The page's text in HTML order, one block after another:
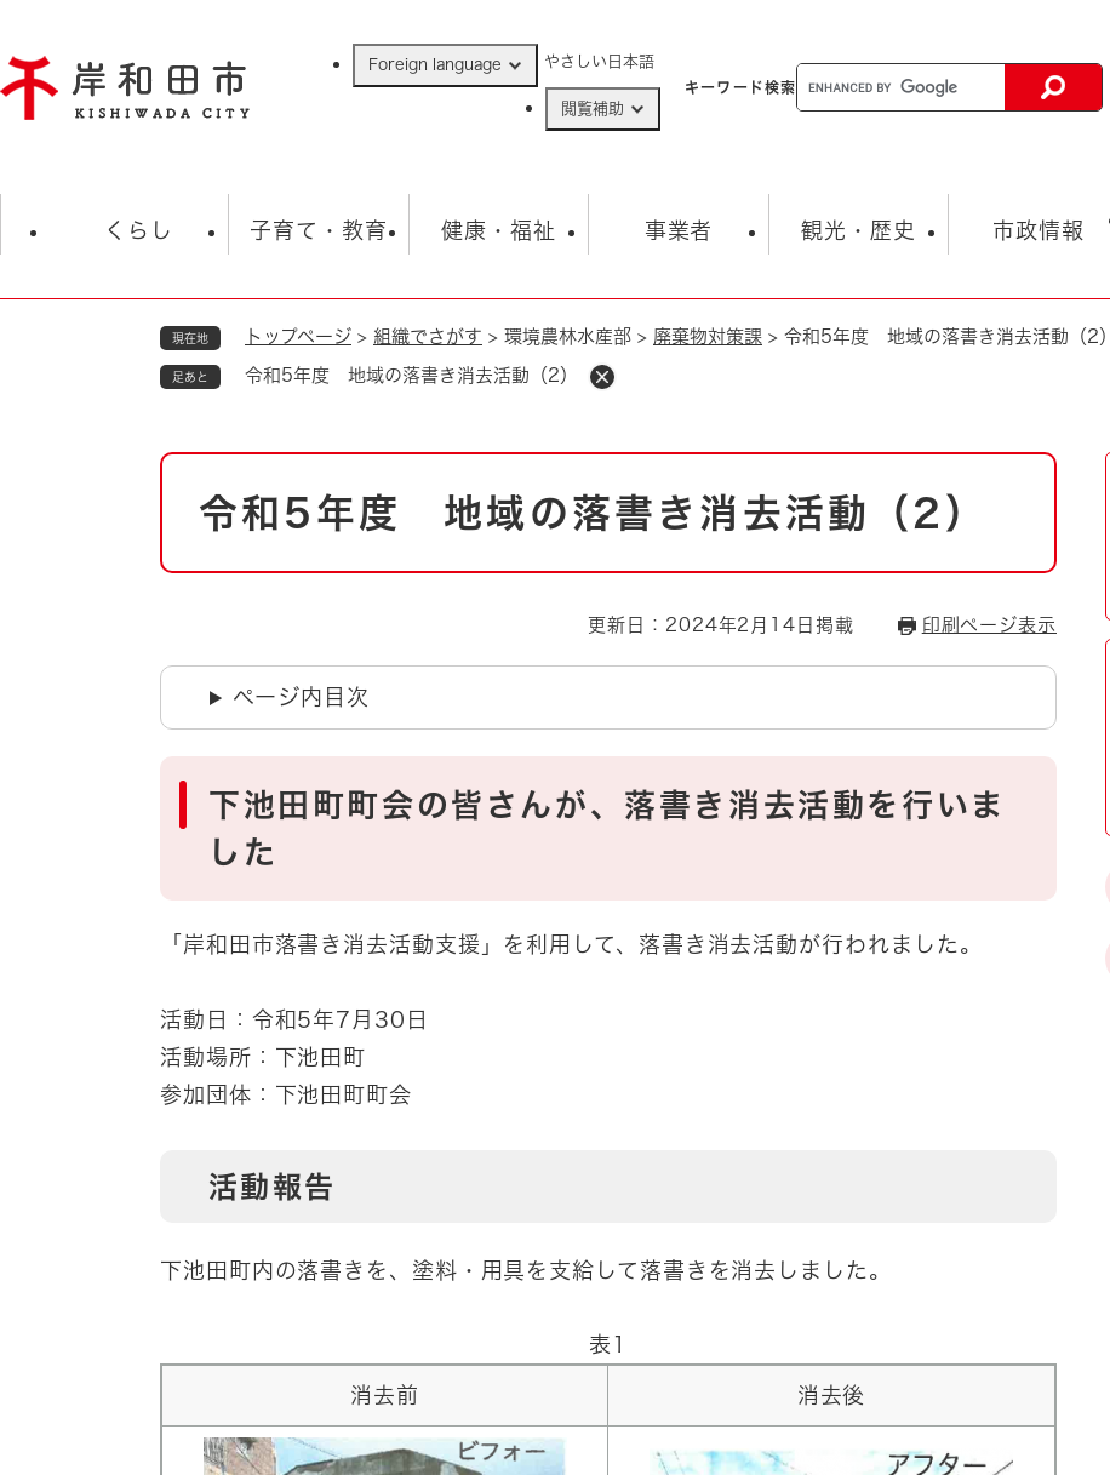
ジ
の
Foreign language やさしい日本語
閲覧補助
キーワード検索
くらし
住民票・戸籍
ごみ・衛生・動物 救急・消防
防災・防犯 上水道・下水道
自然・環境・公園
男女共同参画
地域コミュニティ・ボラン
国際交流
子育て・教育
学校 子育て
健康・福祉
福祉・健康・生活 生涯学習・スポーツ
事業者
入札・契約情報 まちづくり・協働
環境 福祉・介護
観光・歴史
観光 観光スポット
市政情報
市の概要 総合計画
市政 職員採用情報
市役所・施設の案内
オープンデータ
現在地 トップページ > 組織でさがす > 環境農林水産部 > 廃棄物対策課 > 令和5年度 地域の落書き消去活動（2）
足あと 令和5年度 地域の落書き消去活動（2）
本
令和5年度 地域の落書き消去活動（2）
更新日：2024年2月14日掲載 印刷ページ表示
ページ内目次
下池田町町会の皆さんが、落書き消去活動を行いま
した
「岸和田市落書き消去活動支援」を利用して、落書き消去活動が行われました。
活動日：令和5年7月30日
活動場所：下池田町
参加団体：下池田町町会
活動報告
下池田町内の落書きを、塗料・用具を支給して落書きを消去しました。
表1
消去前 消去後